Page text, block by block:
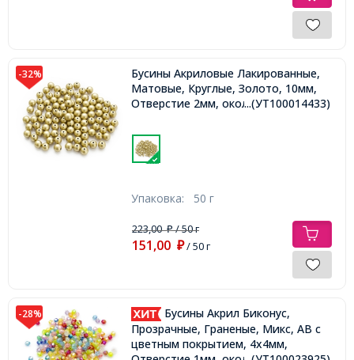
-32%
Бусины Акриловые Лакированные,
Матовые, Круглые, Золото, 10мм,
Отверстие 2мм, около 85шт/50г,
...(УТ100014433)
Упаковка: 50 г
223,00₽/ 50 г
151,00 ₽/ 50 г
-28%
Бусины Акрил Биконус,
Прозрачные, Граненые, Микс, AB с
цветным покрытием, 4х4мм,